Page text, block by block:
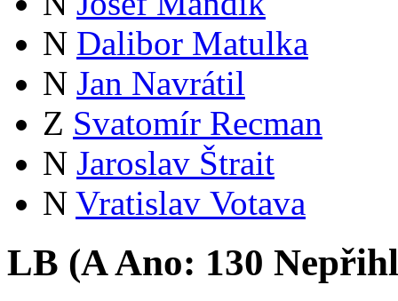
N Dalibor Matulka
N Jan Navrátil
Z Svatomír Recman
N Jaroslav Štrait
N Vratislav Votava
LB (AAno: 130